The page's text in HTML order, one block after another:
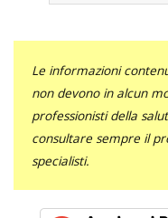
Le informazioni
non devono in alcun
professionisti della
consultare sempre il
specialisti.